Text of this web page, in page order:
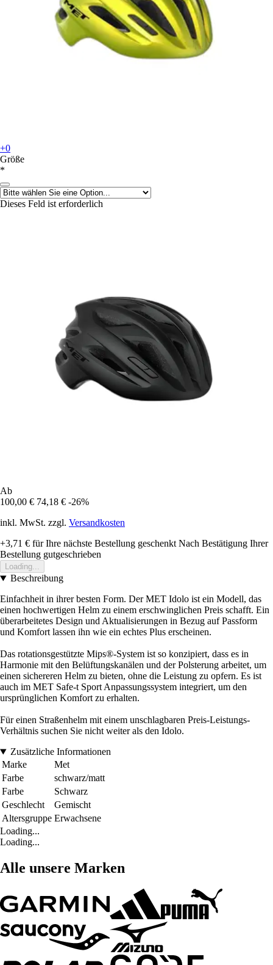
+0
Größe
*
Dieses Feld ist erforderlich
Ab
100,00 € 74,18 € -26%
inkl. MwSt. zzgl. Versandkosten
+3,71 € für Ihre nächste Bestellung geschenkt Nach Bestätigung Ihrer
Bestellung gutgeschrieben
Loading...
Beschreibung
Einfachheit in ihrer besten Form. Der MET Idolo ist ein Modell, das
einen hochwertigen Helm zu einem erschwinglichen Preis schafft. Ein
überarbeitetes Design und Aktualisierungen in Bezug auf Passform
und Komfort lassen ihn wie ein echtes Plus erscheinen.
Das rotationsgestützte Mips®-System ist so konzipiert, dass es in
Harmonie mit den Belüftungskanälen und der Polsterung arbeitet, um
einen sichereren Helm zu bieten, ohne die Leistung zu opfern. Es ist
auch im MET Safe-t Sport Anpassungssystem integriert, um den
ursprünglichen Komfort zu erhalten.
Für einen Straßenhelm mit einem unschlagbaren Preis-Leistungs-
Verhältnis suchen Sie nicht weiter als den Idolo.
Zusätzliche Informationen
Marke
Met
Farbe
schwarz/matt
Farbe
Schwarz
Geschlecht
Gemischt
Altersgruppe Erwachsene
Loading...
Loading...
Alle unsere Marken